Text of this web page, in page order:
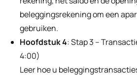
beleggingsrekening om een
gebruiken.
Hoofdstuk 4: Stap 3 –
4:00)
Leer hoe u